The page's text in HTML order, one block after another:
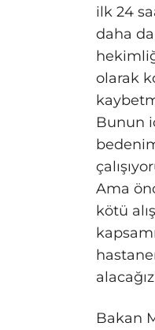
ilk 24
daha
olarak
Bunun
Ama
kötü
Bakan